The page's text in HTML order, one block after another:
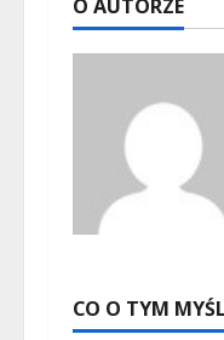
O AUTORZE
CO O TYM